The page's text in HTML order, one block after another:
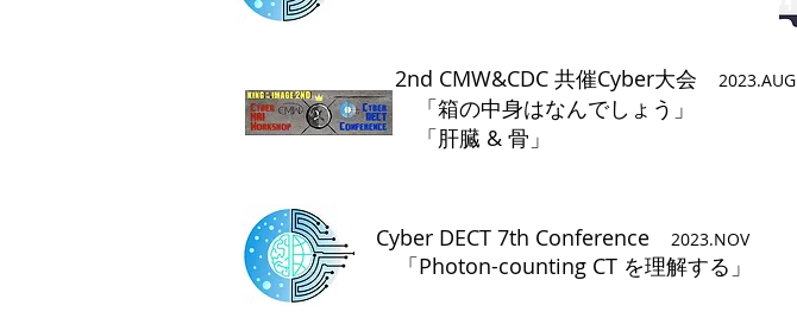
2nd CMW&CDC 共催Cyber大会 2023.AUG
「箱の中身はなんでしょう」
​ 「肝臓 & 骨」
Cyber DECT 7th Conference 2023.NOV
「Photon-counting CT を理解する 」